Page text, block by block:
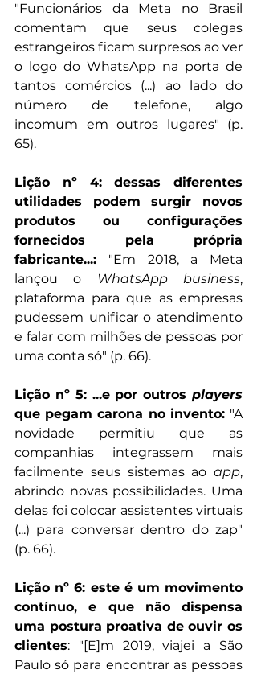
"Funcionários da Meta no Brasil
comentam que seus colegas
estrangeiros ficam surpresos ao ver
o logo do WhatsApp na porta de
tantos comércios (...) ao lado do
número de telefone, algo
incomum em outros lugares" (p.
65).
Lição nº 4: dessas diferentes
utilidades podem surgir novos
produtos ou configurações
fornecidos pela própria
fabricante...: "Em 2018, a Meta
lançou o
WhatsApp business,
plataforma para que as empresas
pudessem unificar o atendimento
e falar com milhões de pessoas por
uma conta só" (p. 66).
Lição nº 5: ...e por outros players
que pegam carona no invento: "A
novidade permitiu que as
companhias integrassem mais
facilmente seus sistemas ao app,
abrindo novas possibilidades. Uma
delas foi colocar assistentes virtuais
(...) para conversar dentro do zap"
(p. 66).
Lição nº 6: este é um movimento
contínuo, e que não dispensa
uma postura proativa de ouvir os
clientes: "[E]m 2019, viajei a São